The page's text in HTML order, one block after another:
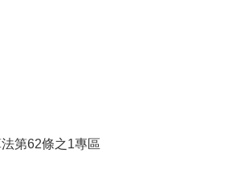
第62條之1專區